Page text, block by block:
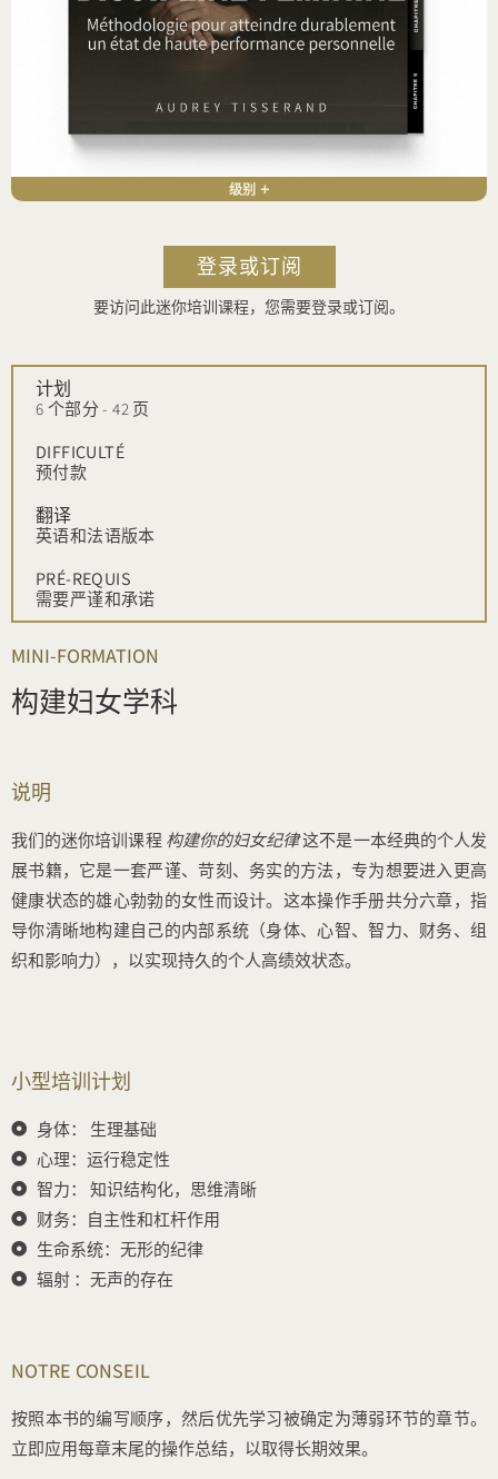
MINI-FORMATION
构建妇女学科
说明
我们的迷你培训课程 构建你的妇女纪律这不是一本经典的个人发
展书籍，它是一套严谨、苛刻、务实的方法，专为想要进入更高
健康状态的雄心勃勃的女性而设计。这本操作手册共分六章，指
导你清晰地构建自己的内部系统（身体、心智、智力、财务、组
织和影响力），以实现持久的个人高绩效状态。
小型培训计划
身体： 生理基础
心理：运行稳定性
智力： 知识结构化，思维清晰
财务：自主性和杠杆作用
生命系统：无形的纪律
辐射 ：无声的存在
NOTRE CONSEIL
按照本书的编写顺序，然后优先学习被确定为薄弱环节的章节。
立即应用每章末尾的操作总结，以取得长期效果。
级别 +
登录或订阅
要访问此迷你培训课程，您需要登录或订阅。
计划
6 个部分 - 42 页
DIFFICULTÉ
预付款
翻译
英语和法语版本
PRÉ-REQUIS
需要严谨和承诺